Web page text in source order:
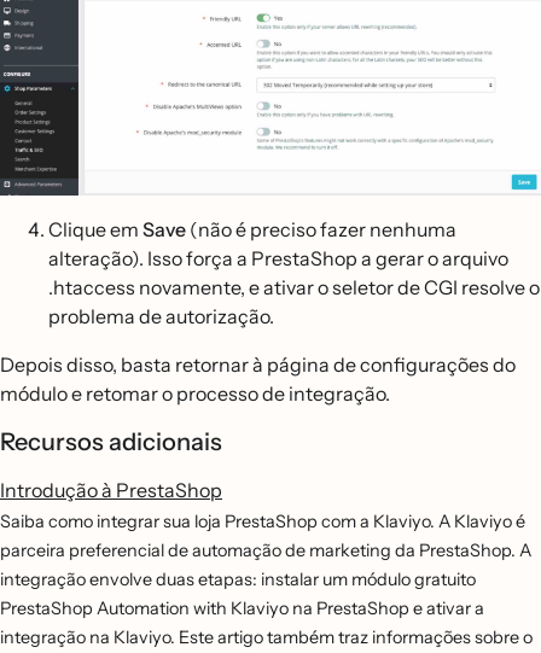
Clique em Save (não é preciso fazer nenhuma
alteração). Isso força a PrestaShop a gerar o arquivo
.htaccess novamente, e ativar o seletor de CGI resolve o
problema de autorização.
Depois disso, basta retornar à página de configurações do
módulo e retomar o processo de integração.
Recursos adicionais
Introdução à PrestaShop
Saiba como integrar sua loja PrestaShop com a Klaviyo. A Klaviyo é
parceira preferencial de automação de marketing da PrestaShop. A
integração envolve duas etapas: instalar um módulo gratuito
PrestaShop Automation with Klaviyo na PrestaShop e ativar a
integração na Klaviyo. Este artigo também traz informações sobre o